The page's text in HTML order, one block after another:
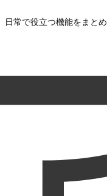
常で役立つ機能をまと